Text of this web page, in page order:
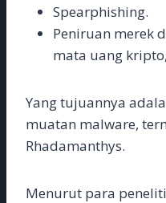
Spearphishing.
Peniruan merek
mata uang
Yang tujuannya
muatan malware,
Rhadamanthys.
Menurut para